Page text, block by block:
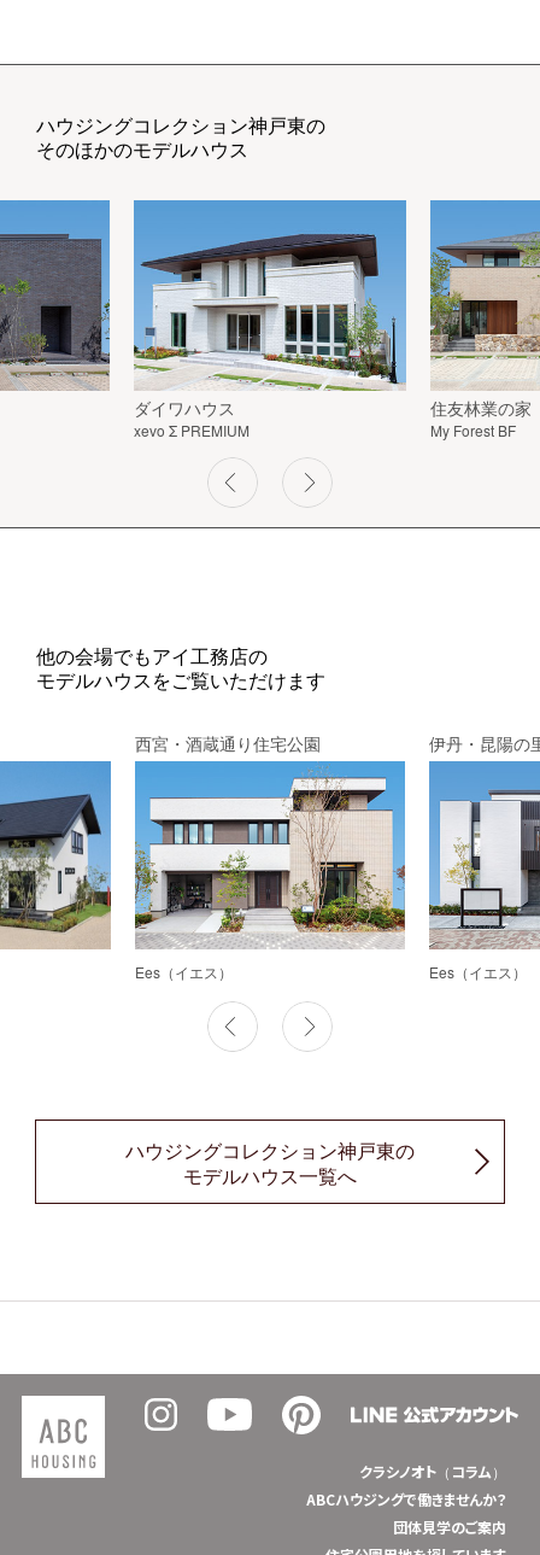
ハウジングコレクション神戸東の
そのほかのモデルハウス
ダイワハウス
xevo Σ PREMIUM
住友林業の家
My Forest BF
他の会場でもアイ工務店の
モデルハウスをご覧いただけます
西宮・酒蔵通り住宅公園
Ees（イエス）
伊丹・昆陽の
Ees（イエス）
ハウジングコレクション神戸東の
モデルハウス一覧へ
クラシノオト（コラム）
ABCハウジングで働きませんか？
団体見学のご案内